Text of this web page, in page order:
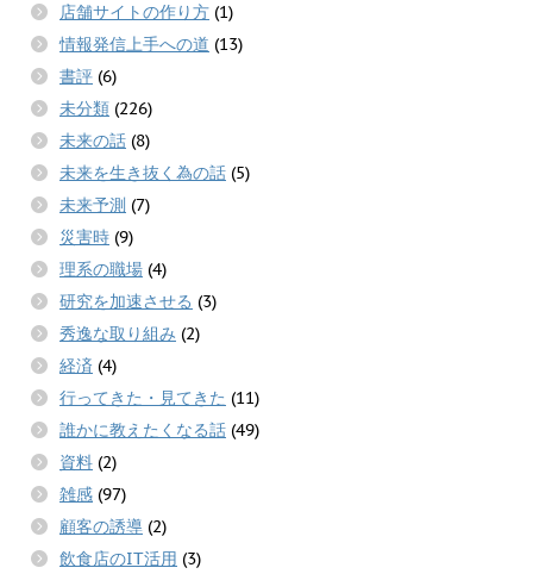
店舗サイトの作り方 (1)
情報発信上手への道 (13)
書評 (6)
未分類 (226)
未来の話 (8)
未来を生き抜く為の話 (5)
未来予測 (7)
災害時 (9)
理系の職場 (4)
研究を加速させる (3)
秀逸な取り組み (2)
経済 (4)
行ってきた・見てきた (11)
誰かに教えたくなる話 (49)
資料 (2)
雑感 (97)
顧客の誘導 (2)
飲食店のIT活用 (3)